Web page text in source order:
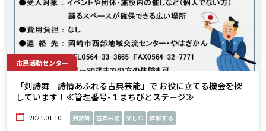
市民活動センター
「剣詩舞 詩情あふれる古典芸能」で お役に立てる機会を探
しています！≪管理番号-１まちびとステージ≫
2021.01.10 剣詩舞 古典芸能 楽しむ 体験する